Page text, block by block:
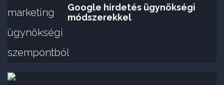
Google hirdetés ügynökségi
módszerekkel